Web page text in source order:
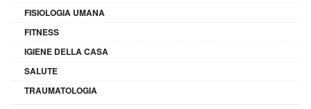
FISIOLOGIA UMANA
FITNESS
IGIENE DELLA CASA
SALUTE
TRAUMATOLOGIA